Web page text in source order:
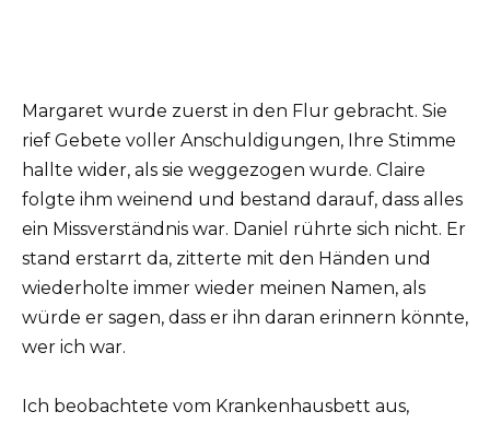
Margaret wurde zuerst in den Flur gebracht. Sie
rief Gebete voller Anschuldigungen, Ihre Stimme
hallte wider, als sie weggezogen wurde. Claire
folgte ihm weinend und bestand darauf, dass alles
ein Missverständnis war. Daniel rührte sich nicht. Er
stand erstarrt da, zitterte mit den Händen und
wiederholte immer wieder meinen Namen, als
würde er sagen, dass er ihn daran erinnern könnte,
wer ich war.
Ich beobachtete vom Krankenhausbett aus,